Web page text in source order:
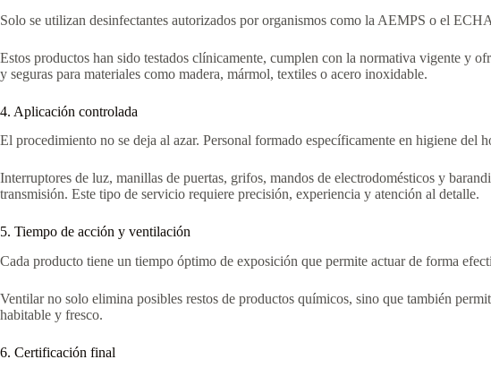
Solo se utilizan desinfectantes autorizados por organismos como la AEMPS o el
Estos productos han sido testados clínicamente, cumplen con la normativa vigente y
y seguras para materiales como madera, mármol, textiles o acero inoxidable.
4. Aplicación controlada
El procedimiento no se deja al azar. Personal formado específicamente en higiene del
Interruptores de luz, manillas de puertas, grifos, mandos de electrodomésticos y
transmisión. Este tipo de servicio requiere precisión, experiencia y atención al detalle.
5. Tiempo de acción y ventilación
Cada producto tiene un tiempo óptimo de exposición que permite actuar de forma
Ventilar no solo elimina posibles restos de productos químicos, sino que también
habitable y fresco.
6. Certificación final